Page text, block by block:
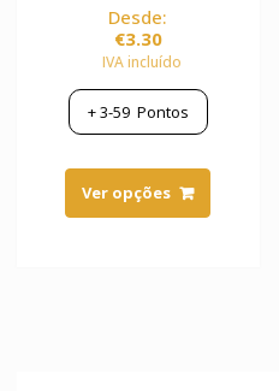
Desde:
€3.30
IVA incluído
+3-59Pontos
Ver opções
has